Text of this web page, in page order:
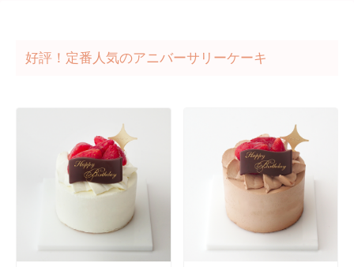
好評！定番人気のアニバーサリーケーキ